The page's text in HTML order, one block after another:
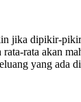
jika dipikir-
rata akan
yang ada